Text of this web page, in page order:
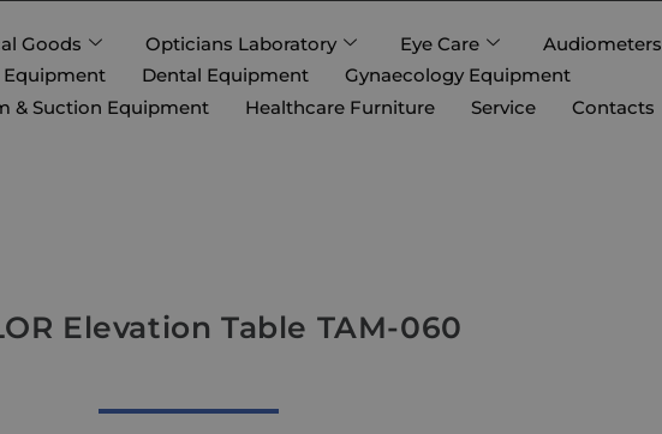
Goods Opticians Laboratory Eye Care
Audiometers
Equipment
Dental Equipment
Gynaecology Equipment
& Suction Equipment
Healthcare Furniture Service Contacts
Elevation Table TAM-060